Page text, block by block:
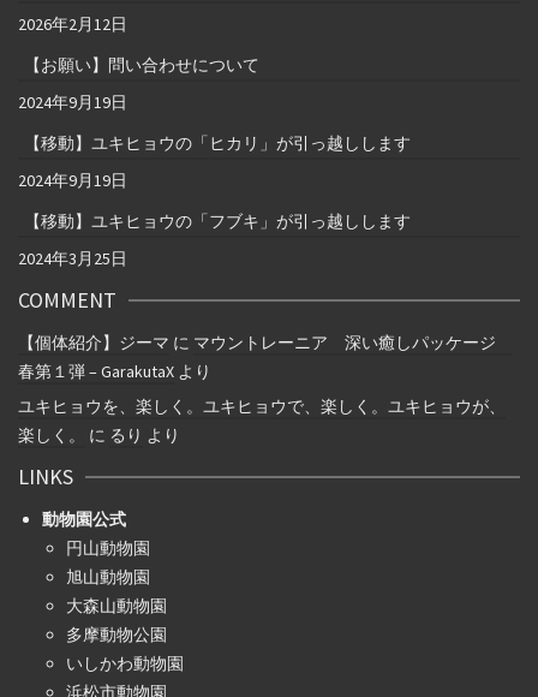
2026年2月12日
【お願い】問い合わせについて
2024年9月19日
【移動】ユキヒョウの「ヒカリ」が引っ越しします
2024年9月19日
【移動】ユキヒョウの「フブキ」が引っ越しします
2024年3月25日
COMMENT
【個体紹介】ジーマ に マウントレーニア 深い癒しパッケージ
春第１弾 – GarakutaX より
ユキヒョウを、楽しく。ユキヒョウで、楽しく。ユキヒョウが、
楽しく。
に るり より
LINKS
動物園公式
円山動物園
旭山動物園
大森山動物園
多摩動物公園
いしかわ動物園
浜松市動物園